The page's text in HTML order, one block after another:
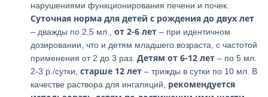
нарушениями функционирования печени и почек.
Суточная норма для детей с рождения до двух лет
– дважды по 2,5 мл.,от 2-6 лет – при идентичном
дозировании, что и детям младшего возраста, с частотой
применения от 2 до 3 раз.Детям от 6-12 лет – по 5 мл.
2-3 р./сутки,старше 12 лет – трижды в сутки по 10 мл. В
качестве раствора для ингаляций, рекомендуется